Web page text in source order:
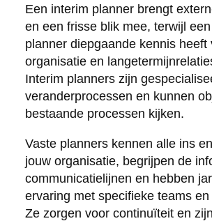
Een interim planner brengt
en een frisse blik mee, terwijl
planner diepgaande kennis heeft
organisatie en
Interim planners zijn
veranderprocessen en kunnen
bestaande processen kijken.
Vaste planners kennen alle ins
jouw organisatie, begrijpen de
communicatielijnen en hebben
ervaring met specifieke teams
Ze zorgen voor continuïteit en